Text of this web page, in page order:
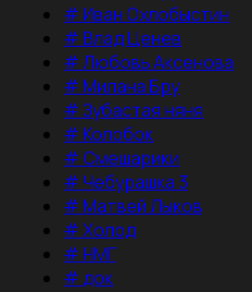
#Иван Охлобыстин
#Влад Ценев
#Любовь Аксенова
#Милана Бру
#Зубастая няня
#Колобок
#Смешарики
#Чебурашка 3
#Матвей Лыков
#Холод
#НМГ
#док